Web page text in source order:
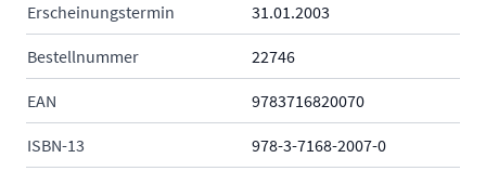
Erscheinungstermin 31.01.2003
Bestellnummer 22746
EAN 9783716820070
ISBN-13 978-3-7168-2007-0